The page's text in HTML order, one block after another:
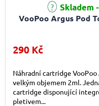
VooPoo Argus Pod
Skladem
290 Kč
Náhradní cartridge
velkým objemem 2ml.
cartridge disponující
pletivem...